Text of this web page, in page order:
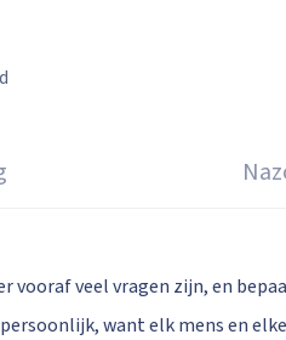
veel vragen zijn, en
want elk mens en